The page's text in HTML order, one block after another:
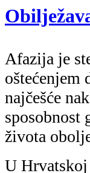
Afazija je
oštećenjem
najčešće
sposobnost
života
U